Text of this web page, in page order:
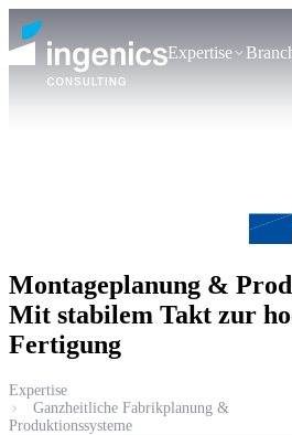
Expertise
Montageplanung &
Mit stabilem Takt zur
Fertigung
Expertise
Ganzheitliche Fabrikplanung &
Produktionssysteme